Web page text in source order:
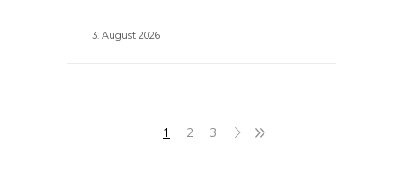
3. August 2026
1 2 3